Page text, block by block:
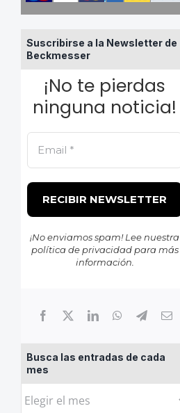
Suscribirse a la Newsletter de
Beckmesser
¡No te pierdas
ninguna noticia!
¡No enviamos spam! Lee nuestra
política de privacidadpara más
información.
Busca las entradas de cada
mes
Busca